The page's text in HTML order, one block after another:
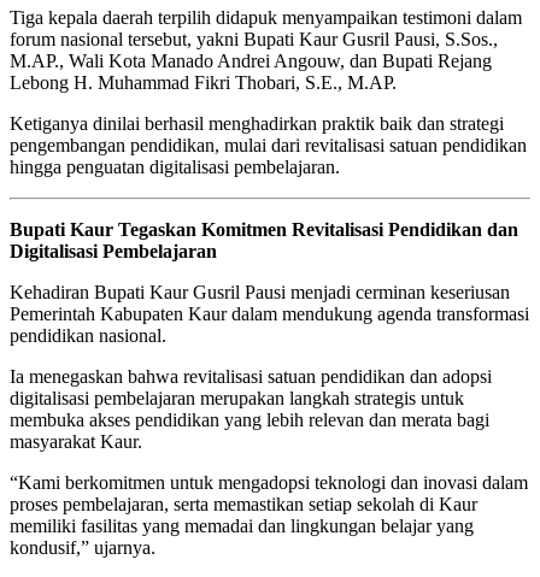
Tiga kepala daerah terpilih didapuk menyampaikan testimoni dalam
forum nasional tersebut, yakni Bupati Kaur Gusril Pausi, S.Sos.,
M.AP., Wali Kota Manado Andrei Angouw, dan Bupati Rejang
Lebong H. Muhammad Fikri Thobari, S.E., M.AP.
Ketiganya dinilai berhasil menghadirkan praktik baik dan strategi
pengembangan pendidikan, mulai dari revitalisasi satuan pendidikan
hingga penguatan digitalisasi pembelajaran.
Bupati Kaur Tegaskan Komitmen Revitalisasi Pendidikan dan
Digitalisasi Pembelajaran
Kehadiran Bupati Kaur Gusril Pausi menjadi cerminan keseriusan
Pemerintah Kabupaten Kaur dalam mendukung agenda transformasi
pendidikan nasional.
Ia menegaskan bahwa revitalisasi satuan pendidikan dan adopsi
digitalisasi pembelajaran merupakan langkah strategis untuk
membuka akses pendidikan yang lebih relevan dan merata bagi
masyarakat Kaur.
“Kami berkomitmen untuk mengadopsi teknologi dan inovasi dalam
proses pembelajaran, serta memastikan setiap sekolah di Kaur
memiliki fasilitas yang memadai dan lingkungan belajar yang
kondusif,” ujarnya.